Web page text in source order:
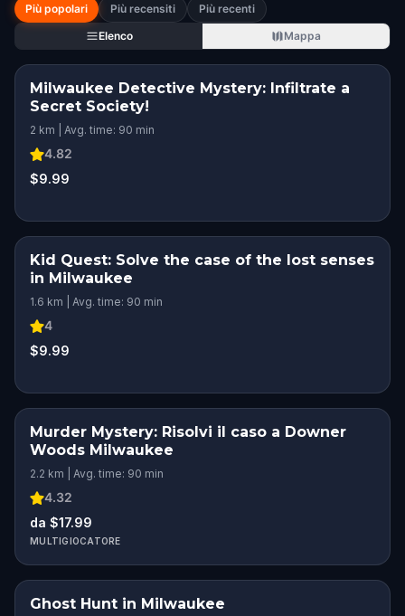
Più popolari Più recensiti
Più recenti
Elenco
Mappa
Milwaukee Detective Mystery: Infiltrate a
Secret Society!
2 km | Avg. time: 90 min
4.82
$9.99
Kid Quest: Solve the case of the lost senses
in Milwaukee
1.6 km | Avg. time: 90 min
4
$9.99
Murder Mystery: Risolvi il caso a Downer
Woods Milwaukee
2.2 km | Avg. time: 90 min
4.32
da $17.99
MULTIGIOCATORE
Ghost Hunt in Milwaukee